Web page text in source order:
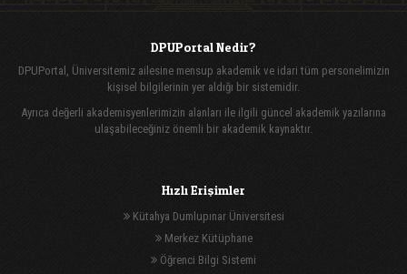
DPUPortal Nedir?
DPUPortal, Üniversitemiz ailesine mensup akademik ve idari tüm personelimizin
kişisel bilgilerinin yer aldığı bir sistemidir.
Ayrıca değerli akademisyenlerimizin alanları ile ilgili güncel akademik yazılarına
ulaşabileceğiniz önemli bir akademik kaynaktır.
Hızlı Erişimler
Kütahya Dumlupınar Üniversitesi
Merkez Kütüphane
Öğrenci Bilgi Sistemi